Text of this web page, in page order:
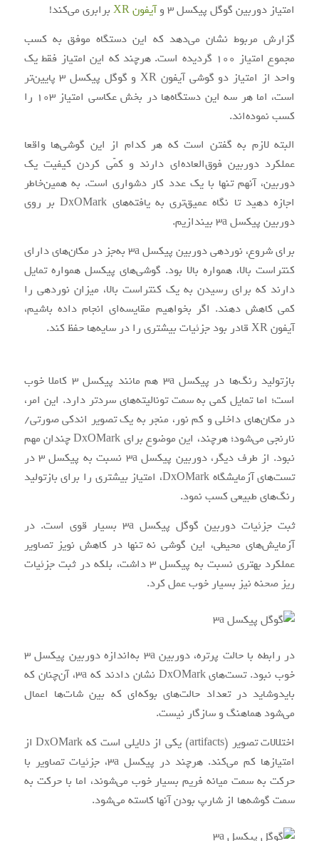
امتیاز دوربین گوگل پیکسل 3 و
آیفون XR
برابری می‌کند!
گزارش مربوط نشان می‌دهد که این دستگاه موفق به کسب
مجموع امتیاز ۱۰۰ گردیده است. هرچند که این امتیاز فقط یک
واحد از امتیاز دو گوشی آیفون XR و گوگل پیکسل 3 پایین‌تر
است، اما هر سه این دستگاه‌ها در بخش عکاسی امتیاز 103 را
کسب نموده‌اند.
البته لازم به گفتن است که هر کدام از این گوشی‌ها واقعا
عملکرد دوربین فوق‌العاده‌ای دارند و کمّی کردن کیفیت یک
دوربین، آنهم تنها با یک عدد کار دشواری است. به همین‌خاطر
اجازه دهید تا نگاه عمیق‌تری به یافته‌های DxOMark بر روی
دوربین پیکسل 3a بیندازیم.
برای شروع، نوردهی دوربین پیکسل 3a به‌جز در مکان‌های دارای
کنتراست بالا، همواره بالا بود. گوشی‌های پیکسل همواره تمایل
دارند که برای رسیدن به یک کنتراست بالا، میزان نوردهی را
کمی کاهش دهند. اگر بخواهیم مقایسه‌ای انجام داده باشیم،
آیفون XR قادر بود جزئیات بیشتری را در سایه‌ها حفظ کند.
بازتولید رنگ‌ها در پیکسل 3a هم مانند پیکسل 3 کاملا خوب
است؛ اما تمایل کمی به سمت تونالیته‌های سردتر دارد. این امر،
در مکان‌های داخلی و کم نور، منجر به یک تصویر اندکی صورتی/
نارنجی می‌شود؛ هرچند، این موضوع برای DxOMark چندان مهم
نبود. از طرف دیگر، دوربین پیکسل 3a نسبت به پیکسل 3 در
تست‌های آزمایشگاه DxOMark، امتیاز بیشتری را برای بازتولید
رنگ‌های طبیعی کسب نمود.
ثبت جزئیات دوربین گوگل پیکسل 3a بسیار قوی است. در
آزمایش‌های محیطی، این گوشی نه تنها در کاهش نویز تصاویر
عملکرد بهتری نسبت به پیکسل ۳ داشت، بلکه در ثبت جزئیات
ریز صحنه نیز بسیار خوب عمل کرد.
در رابطه با حالت پرتره، دوربین 3a به‌اندازه دوربین پیکسل ۳
خوب نبود. تست‌های DxOMark نشان دادند که 3a، آن‌چنان که
بایدوشاید در تعداد حالت‌های بوکه‌ای که بین شات‌ها اعمال
می‌شود هماهنگ و سازگار نیست.
اختلالات تصویر (artifacts) یکی از دلایلی است که DxOMark از
امتیازها کم می‌کند. هرچند در پیکسل 3a، جزئیات تصاویر با
حرکت به سمت میانه فریم بسیار خوب می‌شوند، اما با حرکت به
سمت گوشه‌ها از شارپ بودن آنها کاسته می‌شود.